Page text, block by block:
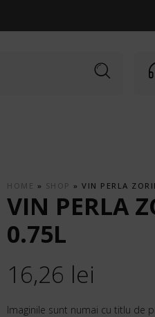
HOME » SHOP »VIN PERLA
VIN PERLA
0.75L
16,26 lei
Imaginile sunt numai cu titlu de